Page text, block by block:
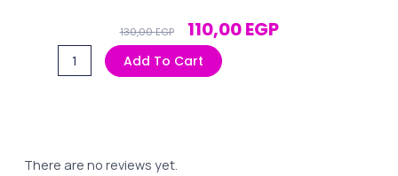
130,00EGP Original
Price
Was:
110,00EGPCurrent
Add To Cart
There are no reviews yet.